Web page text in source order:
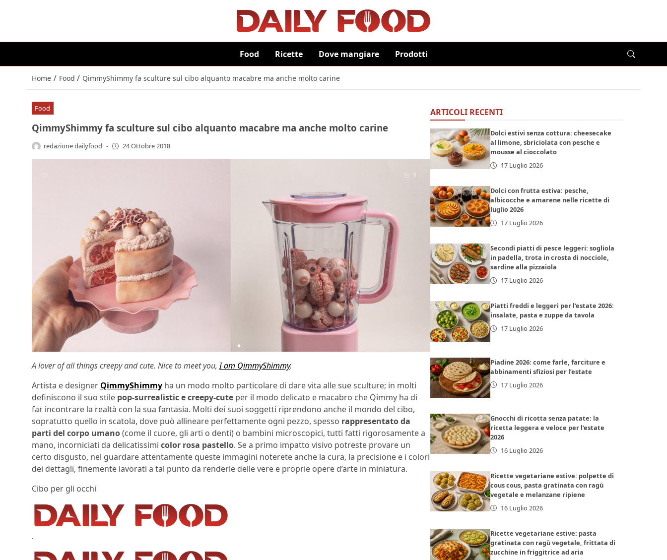
Food Ricette Dove mangiare Prodotti
Home / Food / QimmyShimmy fa sculture sul cibo alquanto macabre ma anche molto carine
Food
QimmyShimmy fa sculture sul cibo alquanto macabre ma anche molto carine
redazione dailyfood - 24 Ottobre 2018
A lover of all things creepy and cute. Nice to meet you,I am QimmyShimmy.
Artista e designer QimmyShimmy ha un modo molto particolare di dare vita alle sue sculture; in molti
definiscono il suo stile pop-surrealistic e creepy-cute per il modo delicato e macabro che Qimmy ha di
far incontrare la realtà con la sua fantasia. Molti dei suoi soggetti riprendono anche il mondo del cibo,
sopratutto quello in scatola, dove può allineare perfettamente ogni pezzo, spesso rappresentato da
parti del corpo umano(come il cuore, gli arti o denti) o bambini microscopici, tutti fatti rigorosamente a
mano, incorniciati da delicatissimi color rosa pastello. Se a primo impatto visivo potreste provare un
certo disgusto, nel guardare attentamente queste immagini noterete anche la cura, la precisione e i colori
dei dettagli, finemente lavorati a tal punto da renderle delle vere e proprie opere d’arte in miniatura.
Cibo per gli occhi
.
ARTICOLI RECENTI
Dolci estivi senza cottura: cheesecake
al limone, sbriciolata con pesche e
mousse al cioccolato
17 Luglio 2026
Dolci con frutta estiva: pesche,
albicocche e amarene nelle ricette di
luglio 2026
17 Luglio 2026
Secondi piatti di pesce leggeri: sogliola
in padella, trota in crosta di nocciole,
sardine alla pizzaiola
17 Luglio 2026
Piatti freddi e leggeri per l’estate 2026:
insalate, pasta e zuppe da tavola
17 Luglio 2026
Piadine 2026: come farle, farciture e
abbinamenti sfiziosi per l’estate
17 Luglio 2026
Gnocchi di ricotta senza patate: la
ricetta leggera e veloce per l’estate
2026
16 Luglio 2026
Ricette vegetariane estive: polpette di
cous cous, pasta gratinata con ragù
vegetale e melanzane ripiene
16 Luglio 2026
Ricette vegetariane estive: pasta
gratinata con ragù vegetale, frittata di
zucchine in friggitrice ad aria